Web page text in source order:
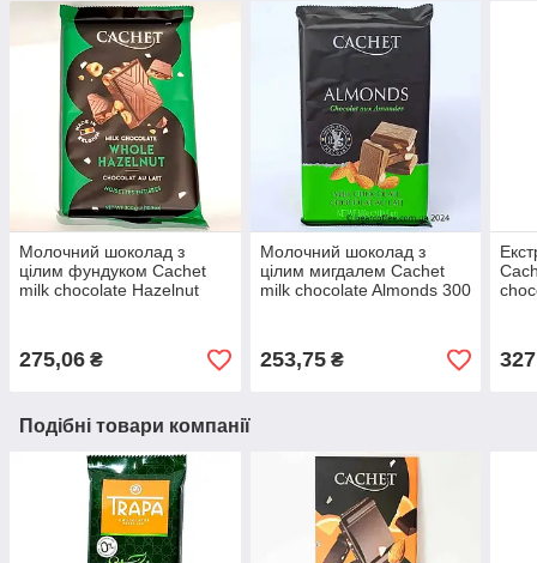
Молочний шоколад з
цілим фундуком Cachet
milk chocolate Hazelnut
275,06 ₴
Молочний шоколад з
цілим мигдалем Cachet
milk chocolate Almonds 300
253,75₴
Подібні товари компанії